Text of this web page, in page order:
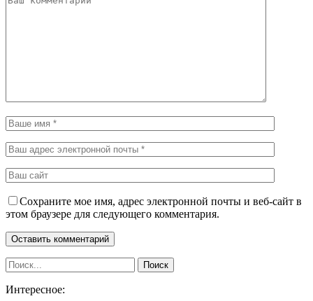
Сохраните мое имя, адрес электронной почты и веб-сайт в
этом браузере для следующего комментария.
Интересное: